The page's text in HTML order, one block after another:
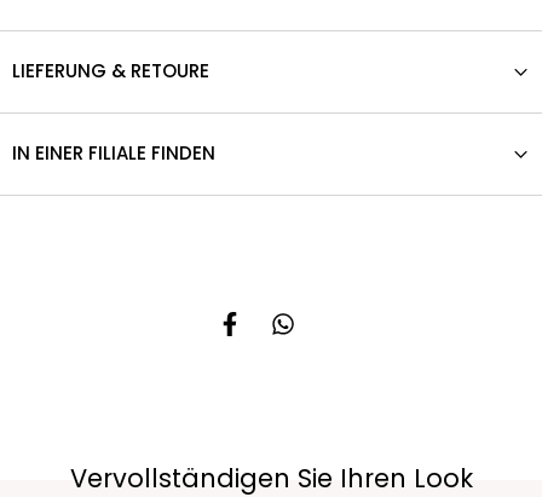
LIEFERUNG & RETOURE
IN EINER FILIALE FINDEN
Vervollständigen Sie Ihren Look